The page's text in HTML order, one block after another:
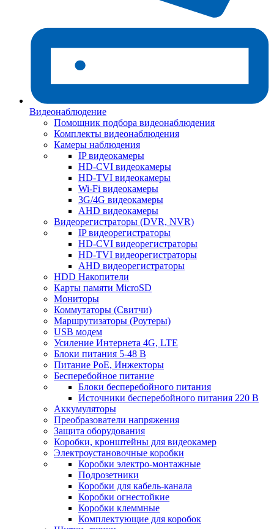
Видеонаблюдение
Помощник подбора видеонаблюдения
Комплекты видеонаблюдения
Камеры наблюдения
IP видеокамеры
HD-CVI видеокамеры
HD-TVI видеокамеры
Wi-Fi видеокамеры
3G/4G видеокамеры
AHD видеокамеры
Видеорегистраторы (DVR, NVR)
IP видеорегистраторы
HD-CVI видеорегистраторы
HD-TVI видеорегистраторы
AHD видеорегистраторы
HDD Накопители
Карты памяти MicroSD
Мониторы
Коммутаторы (Свитчи)
Маршрутизаторы (Роутеры)
USB модем
Усиление Интернета 4G, LTE
Блоки питания 5-48 В
Питание PoE, Инжекторы
Бесперебойное питание
Блоки бесперебойного питания
Источники бесперебойного питания 220 В
Аккумуляторы
Преобразователи напряжения
Защита оборудования
Коробки, кронштейны для видеокамер
Электроустановочные коробки
Коробки электро-монтажные
Подрозетники
Коробки для кабель-канала
Коробки огнестойкие
Коробки клеммные
Комплектующие для коробок